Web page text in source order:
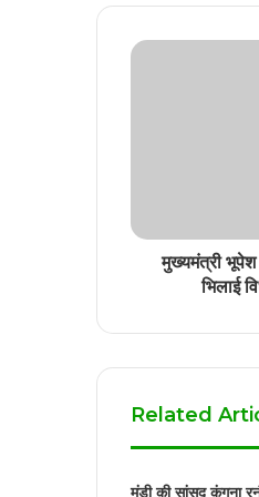
मुख्यमंत्री
भिलाई
Related
मंडी की सांसद कंगना